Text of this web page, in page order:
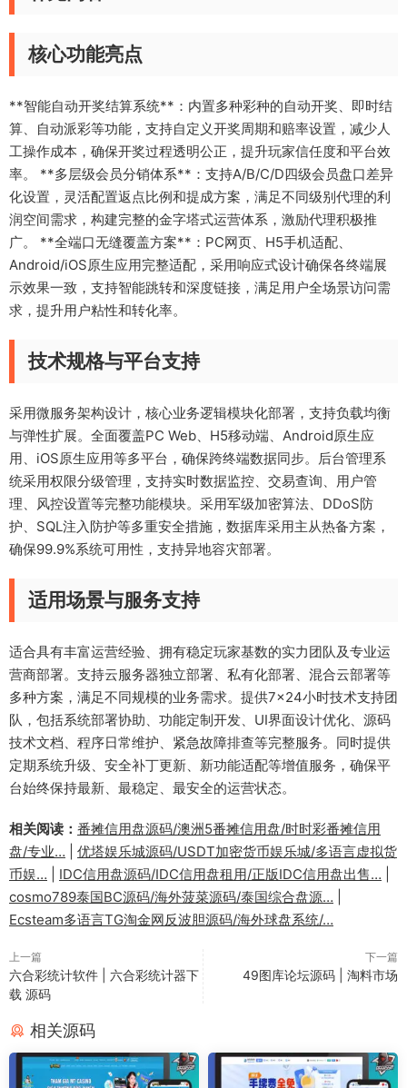
核心功能亮点
**智能自动开奖结算系统**：内置多种彩种的自动开奖、即时结
算、自动派彩等功能，支持自定义开奖周期和赔率设置，减少人
工操作成本，确保开奖过程透明公正，提升玩家信任度和平台效
率。 **多层级会员分销体系**：支持A/B/C/D四级会员盘口差异
化设置，灵活配置返点比例和提成方案，满足不同级别代理的利
润空间需求，构建完整的金字塔式运营体系，激励代理积极推
广。 **全端口无缝覆盖方案**：PC网页、H5手机适配、
Android/iOS原生应用完整适配，采用响应式设计确保各终端展
示效果一致，支持智能跳转和深度链接，满足用户全场景访问需
求，提升用户粘性和转化率。
技术规格与平台支持
采用微服务架构设计，核心业务逻辑模块化部署，支持负载均衡
与弹性扩展。全面覆盖PC Web、H5移动端、Android原生应
用、iOS原生应用等多平台，确保跨终端数据同步。后台管理系
统采用权限分级管理，支持实时数据监控、交易查询、用户管
理、风控设置等完整功能模块。采用军级加密算法、DDoS防
护、SQL注入防护等多重安全措施，数据库采用主从热备方案，
确保99.9%系统可用性，支持异地容灾部署。
适用场景与服务支持
适合具有丰富运营经验、拥有稳定玩家基数的实力团队及专业运
营商部署。支持云服务器独立部署、私有化部署、混合云部署等
多种方案，满足不同规模的业务需求。提供7×24小时技术支持团
队，包括系统部署协助、功能定制开发、UI界面设计优化、源码
技术文档、程序日常维护、紧急故障排查等完整服务。同时提供
定期系统升级、安全补丁更新、新功能适配等增值服务，确保平
台始终保持最新、最稳定、最安全的运营状态。
相关阅读： 番摊信用盘源码/澳洲5番摊信用盘/时时彩番摊信用
盘/专业…
优塔娱乐城源码/USDT加密货币娱乐城/多语言虚拟货
币娱…
IDC信用盘源码/IDC信用盘租用/正版IDC信用盘出售…
cosmo789泰国BC源码/海外菠菜源码/泰国综合盘源…
Ecsteam多语言TG淘金网反波胆源码/海外球盘系统/…
上一篇
六合彩统计软件 | 六合彩统计器下
载 源码
下一篇
49图库论坛源码 | 淘料市场
相关源码